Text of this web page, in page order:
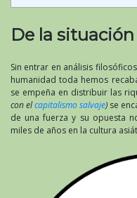
De la situación
Sin entrar en análisis
humanidad toda hemos
se empeña en distribuir las
con elcapitalismo salvaje) se
de una fuerza y su opuesta
miles de años en la cultura